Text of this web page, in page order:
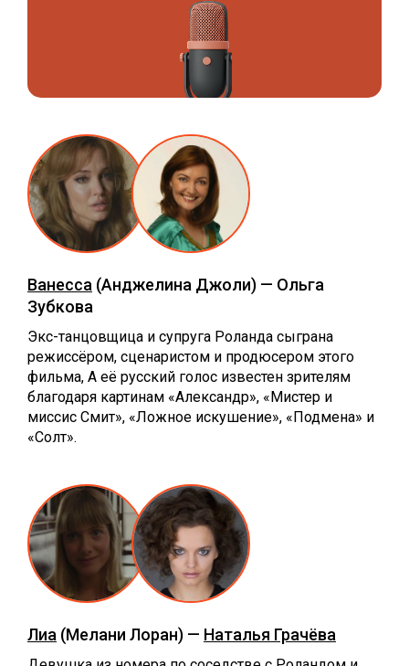
Ванесса (Анджелина Джоли) — Ольга
Зубкова
Экс-танцовщица и супруга Роланда сыграна
режиссёром, сценаристом и продюсером этого
фильма, А её русский голос известен зрителям
благодаря картинам «Александр», «Мистер и
миссис Смит», «Ложное искушение», «Подмена» и
«Солт».
Лиа (Мелани Лоран) — Наталья Грачёва